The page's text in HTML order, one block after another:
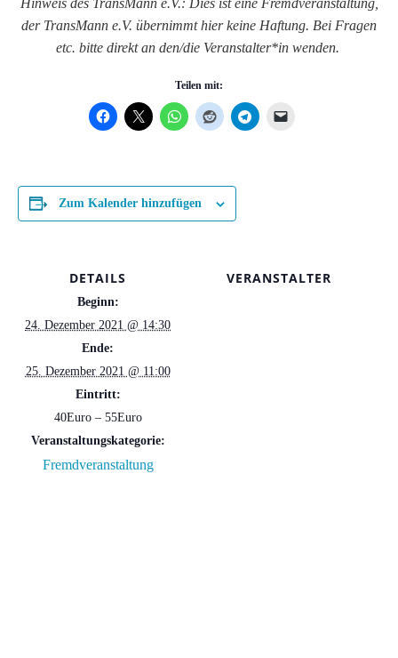
Hinweis des TransMann e.V.: Dies ist eine Fremdveranstaltung,
der TransMann e.V. übernimmt hier keine Haftung. Bei Fragen
etc. bitte direkt an den/die Veranstalter*in wenden.
Teilen mit:
Zum Kalender hinzufügen
DETAILS
Beginn:
24. Dezember 2021 @ 14:30
Ende:
25. Dezember 2021 @ 11:00
Eintritt:
40Euro – 55Euro
Veranstaltungskategorie:
Fremdveranstaltung
VERANSTALTER